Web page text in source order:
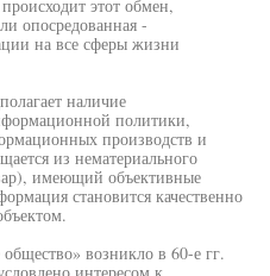
этот обмен,
опосредованная -
на все сферы жизни
наличие
политики,
производств и
из нематериального
имеющий объективные
становится качественно
возникло в 60-е гг.